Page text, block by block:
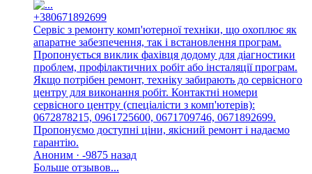
+380671892699
Сервіс з ремонту комп'ютерної техніки, що охоплює як
апаратне забезпечення, так і встановлення програм.
Пропонується виклик фахівця додому для діагностики
проблем, профілактичних робіт або інсталяції програм.
Якщо потрібен ремонт, техніку забирають до сервісного
центру для виконання робіт. Контактні номери
сервісного центру (спеціалісти з комп'ютерів):
0672878215, 0961725600, 0671709746, 0671892699.
Пропонуємо доступні ціни, якісний ремонт і надаємо
гарантію.
Аноним · -9875 назад
Больше отзывов...